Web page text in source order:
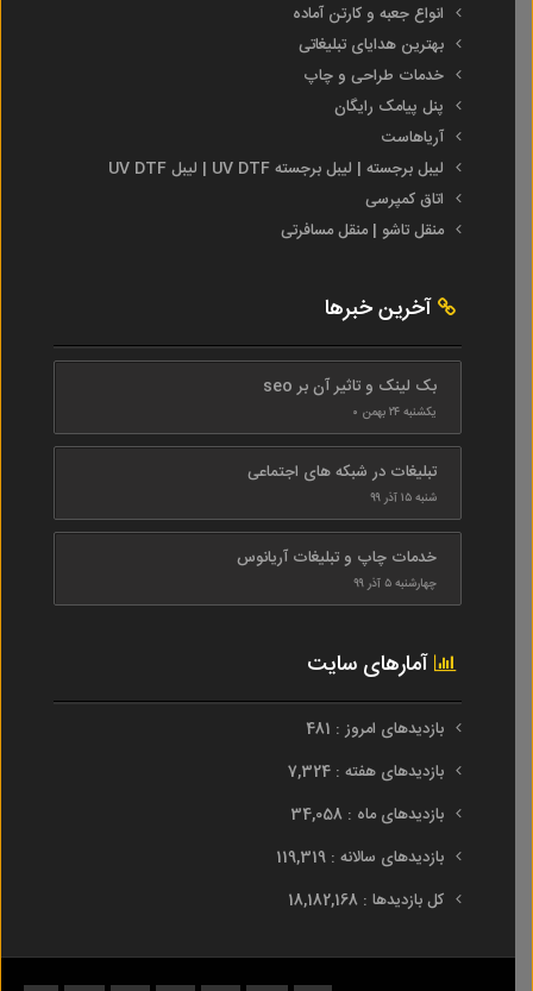
انواع جعبه و کارتن آماده
بهترین هدایای تبلیغاتی
خدمات طراحی و چاپ
پنل پیامک رایگان
آریاهاست
لیبل برجسته | لیبل برجسته UV DTF | لیبل UV DTF
اتاق کمپرسی
منقل تاشو | منقل مسافرتی
آخرین خبرها
بک لینک و تاثیر آن بر seo
یکشنبه ۲۴ بهمن ۰
تبلیغات در شبکه های اجتماعی
شنبه ۱۵ آذر ۹۹
خدمات چاپ و تبلیغات آریانوس
چهارشنبه ۵ آذر ۹۹
آمارهای سایت
بازدیدهای امروز : 481
بازدیدهای هفته : 7,324
بازدیدهای ماه : 34,058
بازدیدهای سالانه : 119,319
کل بازدیدها : 18,182,168